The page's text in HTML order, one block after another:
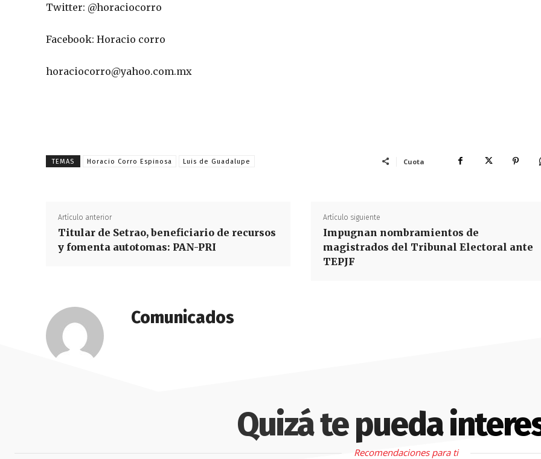
Twitter: @horaciocorro
Facebook: Horacio corro
horaciocorro@yahoo.com.mx
TEMAS Horacio Corro Espinosa Luis de Guadalupe Cuota
Artículo anterior
Titular de Setrao, beneficiario de recursos
y fomenta autotomas: PAN-PRI
Artículo siguiente
Impugnan nombramientos de
magistrados del Tribunal Electoral ante
TEPJF
Comunicados
Quizá te pueda
Recomendaciones para ti